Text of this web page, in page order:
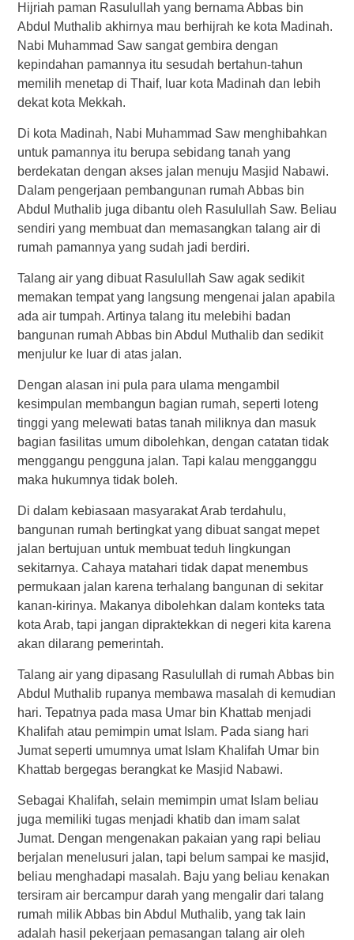
Hijriah paman Rasulullah yang bernama Abbas bin
Abdul Muthalib akhirnya mau berhijrah ke kota Madinah.
Nabi Muhammad Saw sangat gembira dengan
kepindahan pamannya itu sesudah bertahun-tahun
memilih menetap di Thaif, luar kota Madinah dan lebih
dekat kota Mekkah.
Di kota Madinah, Nabi Muhammad Saw menghibahkan
untuk pamannya itu berupa sebidang tanah yang
berdekatan dengan akses jalan menuju Masjid Nabawi.
Dalam pengerjaan pembangunan rumah Abbas bin
Abdul Muthalib juga dibantu oleh Rasulullah Saw. Beliau
sendiri yang membuat dan memasangkan talang air di
rumah pamannya yang sudah jadi berdiri.
Talang air yang dibuat Rasulullah Saw agak sedikit
memakan tempat yang langsung mengenai jalan apabila
ada air tumpah. Artinya talang itu melebihi badan
bangunan rumah Abbas bin Abdul Muthalib dan sedikit
menjulur ke luar di atas jalan.
Dengan alasan ini pula para ulama mengambil
kesimpulan membangun bagian rumah, seperti loteng
tinggi yang melewati batas tanah miliknya dan masuk
bagian fasilitas umum dibolehkan, dengan catatan tidak
menggangu pengguna jalan. Tapi kalau mengganggu
maka hukumnya tidak boleh.
Di dalam kebiasaan masyarakat Arab terdahulu,
bangunan rumah bertingkat yang dibuat sangat mepet
jalan bertujuan untuk membuat teduh lingkungan
sekitarnya. Cahaya matahari tidak dapat menembus
permukaan jalan karena terhalang bangunan di sekitar
kanan-kirinya. Makanya dibolehkan dalam konteks tata
kota Arab, tapi jangan dipraktekkan di negeri kita karena
akan dilarang pemerintah.
Talang air yang dipasang Rasulullah di rumah Abbas bin
Abdul Muthalib rupanya membawa masalah di kemudian
hari. Tepatnya pada masa Umar bin Khattab menjadi
Khalifah atau pemimpin umat Islam. Pada siang hari
Jumat seperti umumnya umat Islam Khalifah Umar bin
Khattab bergegas berangkat ke Masjid Nabawi.
Sebagai Khalifah, selain memimpin umat Islam beliau
juga memiliki tugas menjadi khatib dan imam salat
Jumat. Dengan mengenakan pakaian yang rapi beliau
berjalan menelusuri jalan, tapi belum sampai ke masjid,
beliau menghadapi masalah. Baju yang beliau kenakan
tersiram air bercampur darah yang mengalir dari talang
rumah milik Abbas bin Abdul Muthalib, yang tak lain
adalah hasil pekerjaan pemasangan talang air oleh